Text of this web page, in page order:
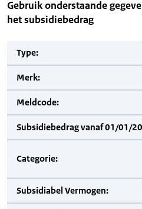
Gebruik onderstaande
het subsidiebedrag
Type:
Merk:
Meldcode:
Subsidiebedrag vanaf 01/01/
Categorie:
Subsidiabel Vermogen: